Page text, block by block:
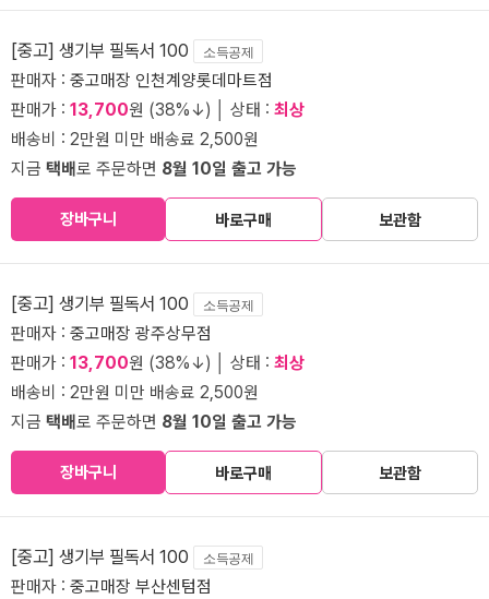
[중고] 생기부 필독서 100 소득공제
판매자 : 중고매장 인천계양롯데마트점
판매가 : 13,700원 (38%↓) │ 상태 : 최상
배송비 : 2만원 미만 배송료 2,500원
지금 택배로 주문하면 8월 10일 출고 가능
장바구니 바로구매 보관함
[중고] 생기부 필독서 100 소득공제
판매자 : 중고매장 광주상무점
판매가 : 13,700원 (38%↓) │ 상태 : 최상
배송비 : 2만원 미만 배송료 2,500원
지금 택배로 주문하면 8월 10일 출고 가능
장바구니 바로구매 보관함
[중고] 생기부 필독서 100 소득공제
판매자 : 중고매장 부산센텀점